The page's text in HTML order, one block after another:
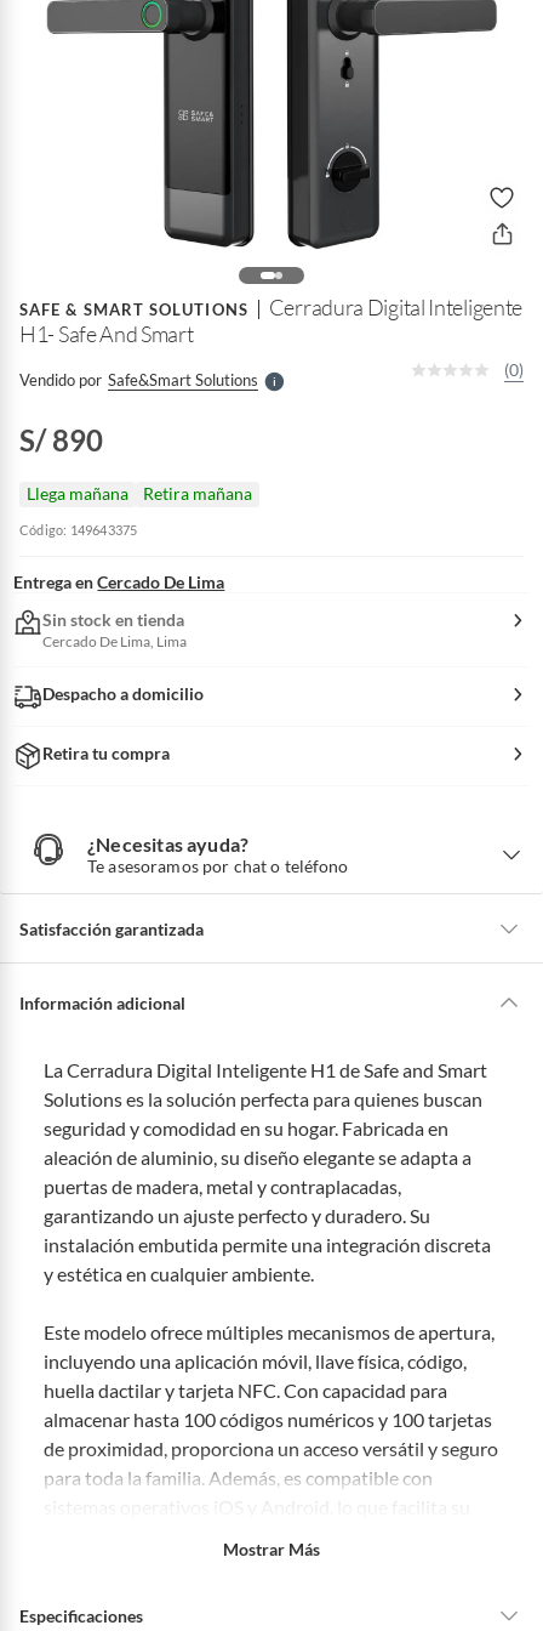
SAFE & SMART SOLUTIONS
Cerradura Digital Inteligente
H1- Safe And Smart
Vendido por Safe&smart SolutionsS
e
r
I
(0)
S/ 890
Llega mañana Retira mañana
Código: 149643375
Entrega en Cercado De Lima
Sin stock en tienda
Cercado De Lima, Lima
Despacho a domicilio
Retira tu compra
¿Necesitas ayuda?
Te asesoramos por chat o teléfono
N
e
d
Satisfacción garantizada
hacer una devolución.
Conoce cuáles son:
Productos vendidos por
Falabella, Tottus y otros vendedores tienen:
48 horas: cemento, mezclas de hormigón, morteros, yeso y otros
productos para asfalto, hormigón, albañilería.
7 días: colchones y productos de combustión.
Productos vendidos porSodimactienen:
48 horas: cemento, mezclas de hormigón, morteros, yeso y otros
7 días: productos eléctricos o a combustión, electrodomésticos,
tecnología, línea blanca, colchones, muebles, bicicletas y
máquinas.
No se pueden devolver o cambiar bajo cambio de opinión
Productos de compra internacional.
Productos comprados en Outlet Atocongo.
suplementos alimenticios, vitaminas.
Por motivos de salubridad, la ropa interior inferior y ropas de
Información adicional
La Cerradura Digital Inteligente H1 de Safe and Smart
Solutions es la solución perfecta para quienes buscan
seguridad y comodidad en su hogar. Fabricada en
aleación de aluminio, su diseño elegante se adapta a
puertas de madera, metal y contraplacadas,
garantizando un ajuste perfecto y duradero. Su
instalación embutida permite una integración discreta
y estética en cualquier ambiente.
Este modelo ofrece múltiples mecanismos de apertura,
incluyendo una aplicación móvil, llave física, código,
huella dactilar y tarjeta NFC. Con capacidad para
almacenar hasta 100 códigos numéricos y 100 tarjetas
de proximidad, proporciona un acceso versátil y seguro
para toda la familia. Además, es compatible con
sistemas operativos iOS y Android, lo que facilita su
entre 4 y 11 cm, lo que la hace versátil para diferentes
Mostrar Más
Especificaciones